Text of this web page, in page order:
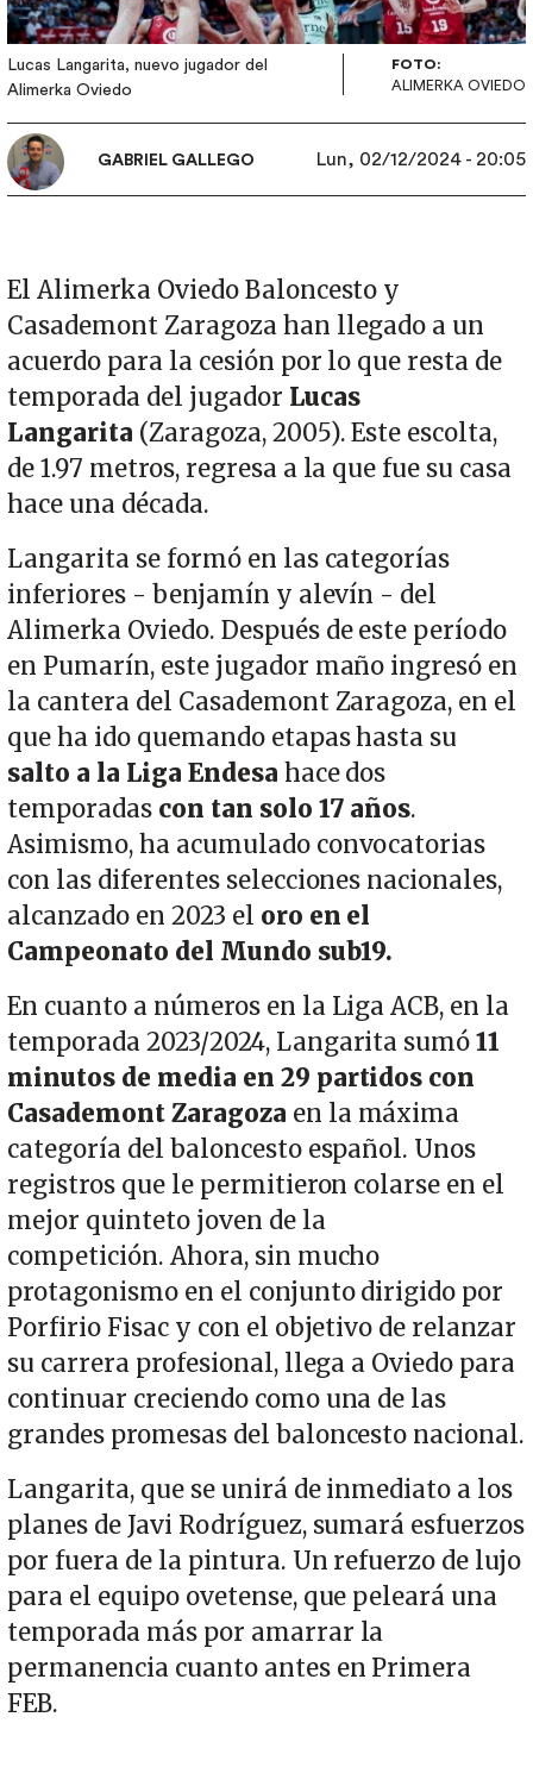
Lucas Langarita, nuevo jugador del
Alimerka Oviedo
FOTO:
ALIMERKA OVIEDO
GABRIEL GALLEGO Lun, 02/12/2024 - 20:05
El Alimerka Oviedo Baloncesto y
Casademont Zaragoza han llegado a un
acuerdo para la cesión por lo que resta de
temporada del jugador Lucas
Langarita (Zaragoza, 2005). Este escolta,
de 1.97 metros, regresa a la que fue su casa
hace una década.
Langarita se formó en las categorías
inferiores - benjamín y alevín - del
Alimerka Oviedo. Después de este período
en Pumarín, este jugador maño ingresó en
la cantera del Casademont Zaragoza, en el
que ha ido quemando etapas hasta su
salto a la Liga Endesa hace dos
temporadas con tan solo 17 años.
Asimismo, ha acumulado convocatorias
con las diferentes selecciones nacionales,
alcanzado en 2023 el oro en el
Campeonato del Mundo sub19.
En cuanto a números en la Liga ACB, en la
temporada 2023/2024, Langarita sumó11
minutos de media en 29 partidos con
Casademont Zaragoza en la máxima
categoría del baloncesto español. Unos
registros que le permitieron colarse en el
mejor quinteto joven de la
competición. Ahora, sin mucho
protagonismo en el conjunto dirigido por
Porfirio Fisac y con el objetivo de relanzar
su carrera profesional, llega a Oviedo para
continuar creciendo como una de las
grandes promesas del baloncesto nacional.
Langarita, que se unirá de inmediato a los
planes de Javi Rodríguez, sumará esfuerzos
por fuera de la pintura. Un refuerzo de lujo
para el equipo ovetense, que peleará una
temporada más por amarrar la
permanencia cuanto antes en Primera
FEB.